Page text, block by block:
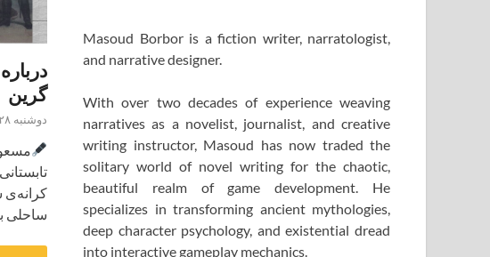
گرین
دوشنبه ۲۸ تیر ۱۴۰۰
ساحلی
Masoud Borbor is a fiction writer, narratologist,
and narrative designer.
With over two decades of experience weaving
narratives as a novelist, journalist, and creative
writing instructor, Masoud has now traded the
solitary world of novel writing for the chaotic,
beautiful realm of game development. He
specializes in transforming ancient mythologies,
deep character psychology, and existential dread
into interactive gameplay mechanics.